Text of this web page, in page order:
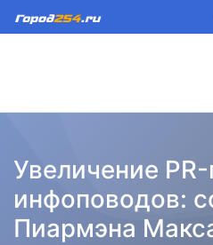
Увеличение
инфоповодов:
Пиармэна